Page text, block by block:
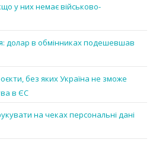
у них немає військово-
долар в обмінниках подешевшав
без яких Україна не зможе
в ЄС
на чеках персональні дані